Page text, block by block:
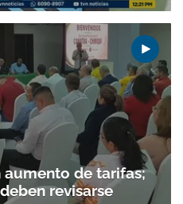
aumento de tarifas;
revisarse